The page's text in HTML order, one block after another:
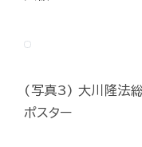
(写真3) 大川隆法
ポスター